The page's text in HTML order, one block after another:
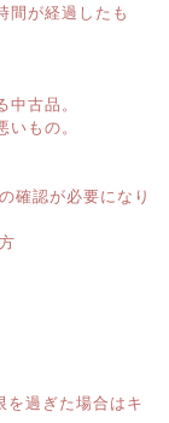
間が経過したも
古品。
もの。
確認が必要になり
過ぎた場合はキ